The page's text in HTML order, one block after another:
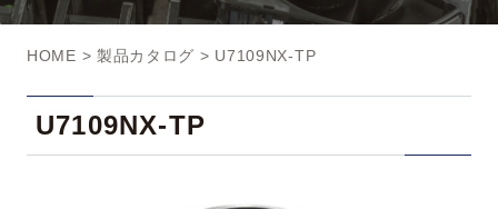
g
a
n
HOME > 製品カタログ > U7109NX-TP
U7109NX-TP